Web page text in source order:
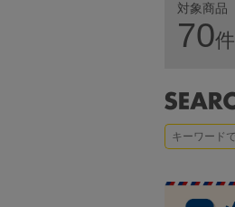
対象商品
70件